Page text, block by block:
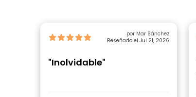
por Mar Sánchez
Reseñado el Jul 21, 2026
"Inolvidable"